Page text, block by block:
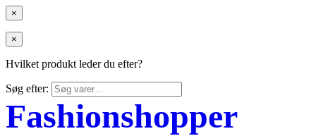
×
×
Hvilket produkt leder du efter?
Søg efter:
Fashionshopper